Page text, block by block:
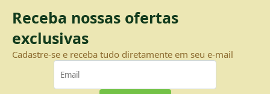
Receba nossas ofertas
exclusivas
Cadastre-se e receba tudo diretamente em seu e-mail